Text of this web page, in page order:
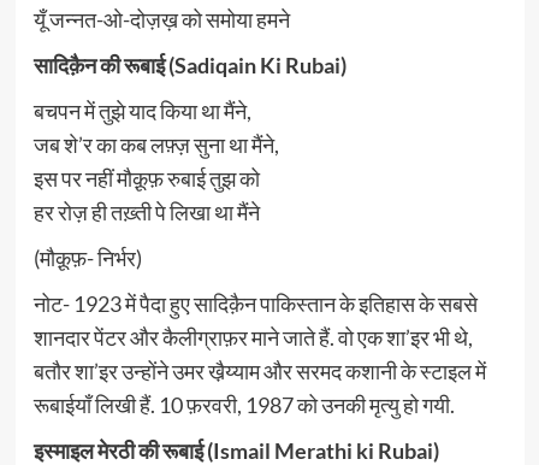
यूँ जन्नत-ओ-दोज़ख़ को समोया हमने
सादिक़ैन की रूबाई (Sadiqain Ki Rubai)
बचपन में तुझे याद किया था मैंने,
जब शे’र का कब लफ़्ज़ सुना था मैंने,
इस पर नहीं मौक़ूफ़ रुबाई तुझ को
हर रोज़ ही तख़्ती पे लिखा था मैंने
(मौक़ूफ़- निर्भर)
नोट- 1923 में पैदा हुए सादिक़ैन पाकिस्तान के इतिहास के सबसे
शानदार पेंटर और कैलीग्राफ़र माने जाते हैं. वो एक शा’इर भी थे,
बतौर शा’इर उन्होंने उमर खै़य्याम और सरमद कशानी के स्टाइल में
रूबाईयाँ लिखी हैं. 10 फ़रवरी, 1987 को उनकी मृत्यु हो गयी.
इस्माइल मेरठी की रूबाई (Ismail Merathi ki Rubai)